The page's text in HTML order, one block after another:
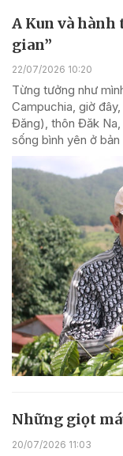
A Kun và
gian”
22/07/2026 10:20
Từng tưởng như
Campuchia, giờ
Đăng), thôn Đăk
sống bình yên ở
Những giọt
20/07/2026 11:03